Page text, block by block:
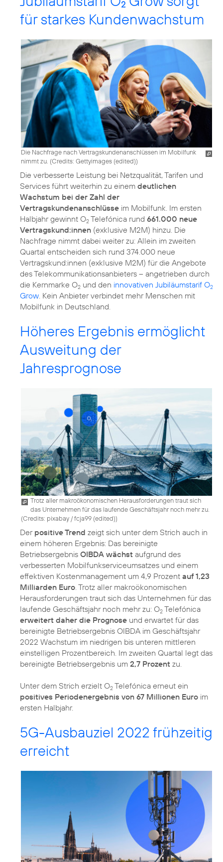
2
für starkes Kundenwachstum
Die Nachfrage nach Vertragskundenanschlüssen im Mobilfunk
nimmt zu. (Credits: Gettyimages (edited))
Die verbesserte Leistung bei Netzqualität, Tarifen und
Services führt weiterhin zu einem deutlichen
Wachstum bei der Zahl der
Vertragskundenanschlüsse im Mobilfunk. Im ersten
Halbjahr gewinnt O2 Telefónica rund 661.000 neue
Vertragskund:innen (exklusive M2M) hinzu. Die
Nachfrage nimmt dabei weiter zu: Allein im zweiten
Quartal entscheiden sich rund 374.000 neue
Vertragskund:innen (exklusive M2M) für die Angebote
des Telekommunikationsanbieters – angetrieben durch
die Kernmarke O2 und den innovativen Jubiläumstarif O2
Grow . Kein Anbieter verbindet mehr Menschen mit
Höheres Ergebnis ermöglicht
Ausweitung der
Jahresprognose
Trotz aller makroökonomischen Herausforderungen traut sich
das Unternehmen für das laufende Geschäftsjahr noch mehr zu.
(Credits: pixabay / fcja99 (edited))
Der positive Trend zeigt sich unter dem Strich auch in
einem höheren Ergebnis: Das bereinigte
Betriebsergebnis OIBDA wächst aufgrund des
verbesserten Mobilfunkserviceumsatzes und einem
effektiven Kostenmanagement um 4,9 Prozent auf 1,23
Milliarden Euro. Trotz aller makroökonomischen
Herausforderungen traut sich das Unternehmen für das
laufende Geschäftsjahr noch mehr zu: O2 Telefónica
erweitert daher die Prognose und erwartet für das
bereinigte Betriebsergebnis OIBDA im Geschäftsjahr
2022 Wachstum im niedrigen bis unteren mittleren
einstelligen Prozentbereich. Im zweiten Quartal legt das
bereinigte Betriebsergebnis um 2,7 Prozent zu.
Unter dem Strich erzielt O2 Telefónica erneut ein
positives Periodenergebnis von 67 Millionen Euro im
5G-Ausbauziel 2022 frühzeitig
erreicht